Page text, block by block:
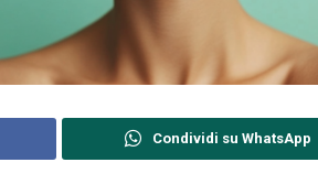
Condividi su WhatsApp